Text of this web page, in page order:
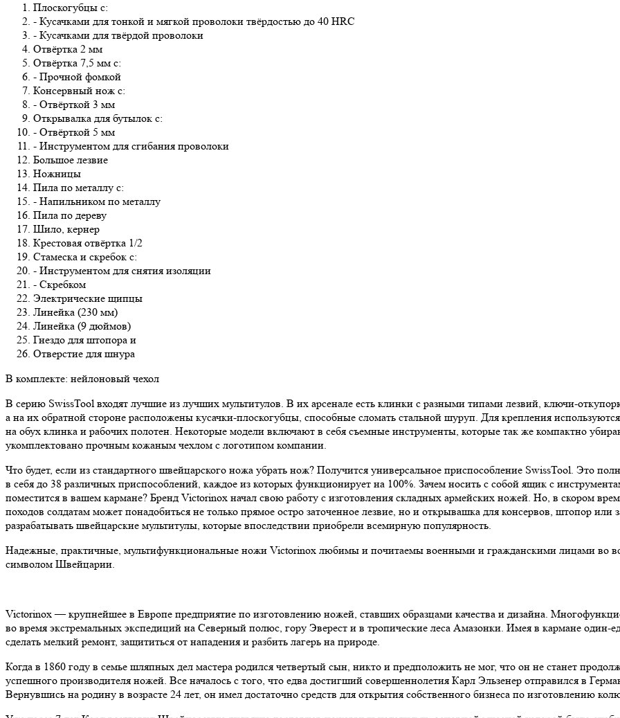
Плоскогубцы с:
- Кусачками для тонкой и мягкой проволоки твёрдостью до 40 HRC
- Кусачками для твёрдой проволоки
Отвёртка 2 мм
Отвёртка 7,5 мм с:
- Прочной фомкой
Консервный нож с:
- Отвёрткой 3 мм
Открывалка для бутылок с:
- Отвёрткой 5 мм
- Инструментом для сгибания проволоки
Большое лезвие
Ножницы
Пила по металлу с:
- Напильником по металлу
Пила по дереву
Шило, кернер
Крестовая отвёртка 1/2
Стамеска и скребок с:
- Инструментом для снятия изоляции
- Скребком
Электрические щипцы
Линейка (230 мм)
Линейка (9 дюймов)
Гнездо для штопора и
Отверстие для шнура
В комплекте: нейлоновый чехол
В серию SwissTool входят лучшие из лучших мультитулов. В их арсенале есть клинки с разными типами лезвий, ключи-
а на их обратной стороне расположены кусачки-плоскогубцы, способные сломать стальной шуруп. Для крепления
на обух клинка и рабочих полотен. Некоторые модели включают в себя съемные инструменты, которые так же компактно
укомплектовано прочным кожаным чехлом с логотипом компании.
Что будет, если из стандартного швейцарского ножа убрать нож? Получится универсальное приспособление SwissTool. Это
в себя до 38 различных приспособлений, каждое из которых функционирует на 100%. Зачем носить с собой ящик с
поместится в вашем кармане? Бренд Victorinox начал свою работу с изготовления складных армейских ножей. Но, в скором
походов солдатам может понадобиться не только прямое остро заточенное лезвие, но и открывашка для консервов, штопор
разрабатывать швейцарские мультитулы, которые впоследствии приобрели всемирную популярность.
Надежные, практичные, мультифункциональные ножи Victorinox любимы и почитаемы военными и гражданскими лицами во
символом Швейцарии.
Victorinox — крупнейшее в Европе предприятие по изготовлению ножей, ставших образцами качества и дизайна.
во время экстремальных экспедиций на Северный полюс, гору Эверест и в тропические леса Амазонки. Имея в кармане
сделать мелкий ремонт, защититься от нападения и разбить лагерь на природе.
Когда в 1860 году в семье шляпных дел мастера родился четвертый сын, никто и предположить не мог, что он не станет
успешного производителя ножей. Все началось с того, что едва достигший совершеннолетия Карл Эльзенер отправился в
Вернувшись на родину в возрасте 24 лет, он имел достаточно средств для открытия собственного бизнеса по изготовлению